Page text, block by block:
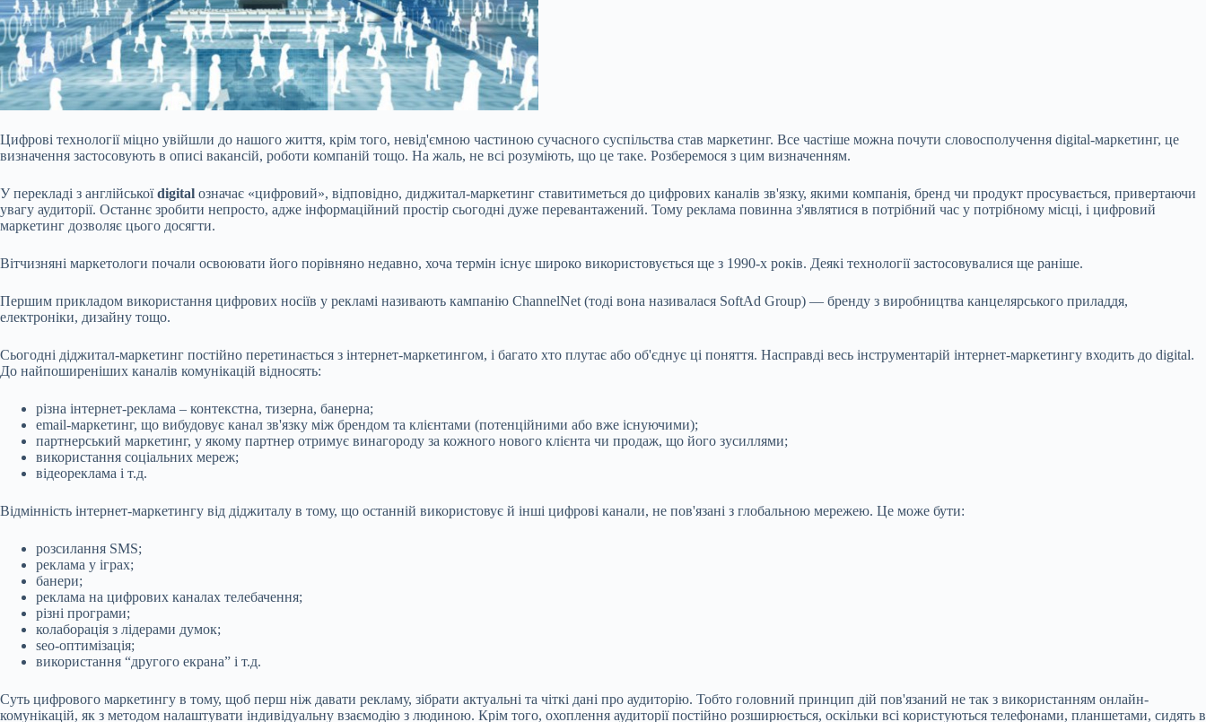
Цифрові технології міцно увійшли до нашого життя, крім того, невід'ємною частиною сучасного суспільства став маркетинг. Все частіше можна почути словосполучення digital-маркетинг, це
визначення застосовують в описі вакансій, роботи компаній тощо. На жаль, не всі розуміють, що це таке. Розберемося з цим визначенням.
У перекладі з англійськоїdigital означає «цифровий», відповідно, диджитал-маркетинг ставитиметься до цифрових каналів зв'язку, якими компанія, бренд чи продукт просувається, привертаючи
увагу аудиторії. Останнє зробити непросто, адже інформаційний простір сьогодні дуже перевантажений. Тому реклама повинна з'являтися в потрібний час у потрібному місці, і цифровий
маркетинг дозволяє цього досягти.
Вітчизняні маркетологи почали освоювати його порівняно недавно, хоча термін існує широко використовується ще з 1990-х років. Деякі технології застосовувалися ще раніше.
Першим прикладом використання цифрових носіїв у рекламі називають кампанію ChannelNet (тоді вона називалася SoftAd Group) — бренду з виробництва канцелярського приладдя,
електроніки, дизайну тощо.
Сьогодні діджитал-маркетинг постійно перетинається з інтернет-маркетингом, і багато хто плутає або об'єднує ці поняття. Насправді весь інструментарій інтернет-маркетингу входить до digital.
До найпоширеніших каналів комунікацій відносять:
різна інтернет-реклама – контекстна, тизерна, банерна;
email-маркетинг, що вибудовує канал зв'язку між брендом та клієнтами (потенційними або вже існуючими);
партнерський маркетинг, у якому партнер отримує винагороду за кожного нового клієнта чи продаж, що його зусиллями;
використання соціальних мереж;
відеореклама і т.д.
Відмінність інтернет-маркетингу від діджиталу в тому, що останній використовує й інші цифрові канали, не пов'язані з глобальною мережею. Це може бути:
розсилання SMS;
реклама у іграх;
банери;
реклама на цифрових каналах телебачення;
різні програми;
колаборація з лідерами думок;
seo-оптимізація;
використання “другого екрана” і т.д.
Суть цифрового маркетингу в тому, щоб перш ніж давати рекламу, зібрати актуальні та чіткі дані про аудиторію. Тобто головний принцип дій пов'язаний не так з використанням онлайн-
комунікацій, як з методом налаштувати індивідуальну взаємодію з людиною. Крім того, охоплення аудиторії постійно розширюється, оскільки всі користуються телефонами, планшетами, сидять в